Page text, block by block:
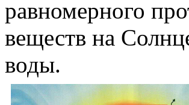
равномерного
веществ на
воды.